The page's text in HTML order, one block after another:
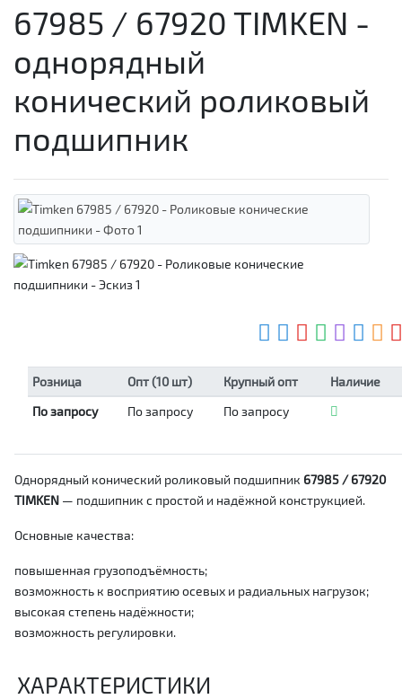
67985 / 67920 TIMKEN -
однорядный
конический роликовый
подшипник
Розница Опт (10 шт) Крупный опт
Наличие
По запросу
По запросу По запросу
Однорядный конический роликовый подшипник 67985 / 67920
TIMKEN — подшипник с простой и надёжной конструкцией.
Основные качества:
повышенная грузоподъёмность;
возможность к восприятию осевых и радиальных нагрузок;
высокая степень надёжности;
возможность регулировки.
ХАРАКТЕРИСТИКИ